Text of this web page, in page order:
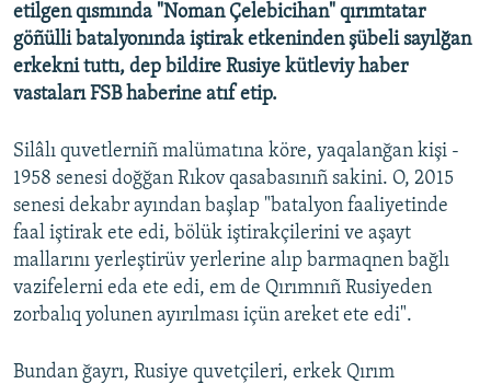
BLOGLAR
FİKİR
Українською
QOŞULIÑIZ!
RFE/RS bütün saytları
etilgen qısmında "Noman Çelebicihan" qırımtatar
göñülli batalyonında iştirak etkeninden şübeli sayılğan
erkekni tuttı, dep bildire Rusiye kütleviy haber
vastaları FSB haberine atıf etip.
Silâlı quvetlerniñ malümatına köre, yaqalanğan kişi -
1958 senesi doğğan Rıkov qasabasınıñ sakini. O, 2015
senesi dekabr ayından başlap "batalyon faaliyetinde
faal iştirak ete edi, bölük iştirakçilerini ve aşayt
mallarını yerleştirüv yerlerine alıp barmaqnen bağlı
vazifelerni eda ete edi, em de Qırımnıñ Rusiyeden
zorbalıq yolunen ayırılması içün areket ete edi".
Bundan ğayrı, Rusiye quvetçileri, erkek Qırım